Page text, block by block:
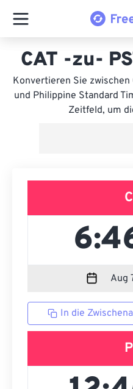
CAT -zu-
Konvertieren Sie zwischen
und Philippine Standard
Zeitfeld, um
In die